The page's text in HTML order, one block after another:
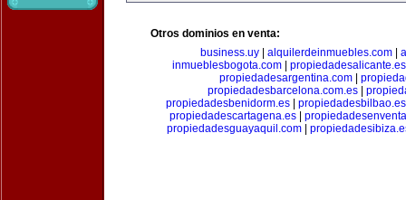
Otros dominios en venta:
business.uy| alquilerdeinmuebles.com|
inmueblesbogota.com| propiedadesalicante.es
propiedadesargentina.com|
propiedadesbarcelona.com.es|
propiedadesbenidorm.es
propiedadesbilbao.es
propiedadescartagena.es|
propiedadesguayaquil.com